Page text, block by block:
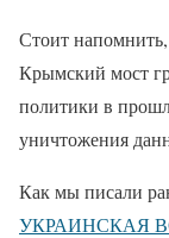
Стоит
Крымский мост
политики в
уничтожения
Как мы писали
УКРАИНСКАЯ